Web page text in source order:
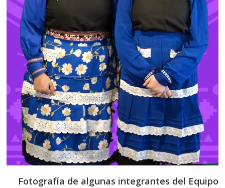
Fotografía de algunas integrantes del Equipo